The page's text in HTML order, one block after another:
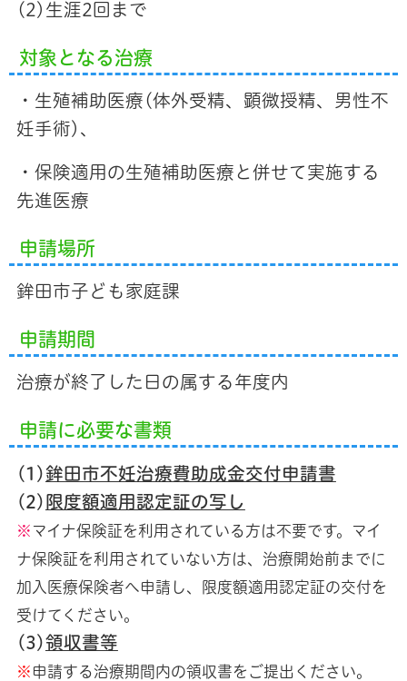
(2)生涯2回まで
対象となる治療
・生殖補助医療(体外受精、顕微授精、男性不
妊手術)、
・保険適用の生殖補助医療と併せて実施する
先進医療
申請場所
鉾田市子ども家庭課
申請期間
治療が終了した日の属する年度内
申請に必要な書類
(1) 鉾田市不妊治療費助成金交付申請書
(2) 限度額適用認定証の写し
※ マイナ保険証を利用されている方は不要です。マイ
ナ保険証を利用されていない方は、治療開始前までに
加入医療保険者へ申請し、限度額適用認定証の交付を
受けてください。
(3)領収書等
※ 申請する治療期間内の領収書をご提出ください。